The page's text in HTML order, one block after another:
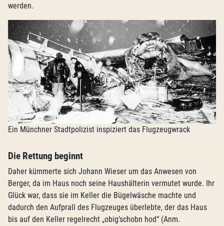
werden.
Ein Münchner Stadtpolizist inspiziert das Flugzeugwrack
Die Rettung beginnt
Daher kümmerte sich Johann Wieser um das Anwesen von
Berger, da im Haus noch seine Haushälterin vermutet wurde. Ihr
Glück war, dass sie im Keller die Bügelwäsche machte und
dadurch den Aufprall des Flugzeuges überlebte, der das Haus
bis auf den Keller regelrecht „obig’schobn hod“ (Anm.